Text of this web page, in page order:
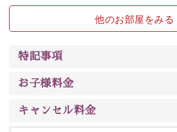
るお部屋、 大人のたしなみを感じて
癒される宿で贅沢に幸せのときを安
他のお部屋をみる
特記事項
お子様料金
キャンセル料金